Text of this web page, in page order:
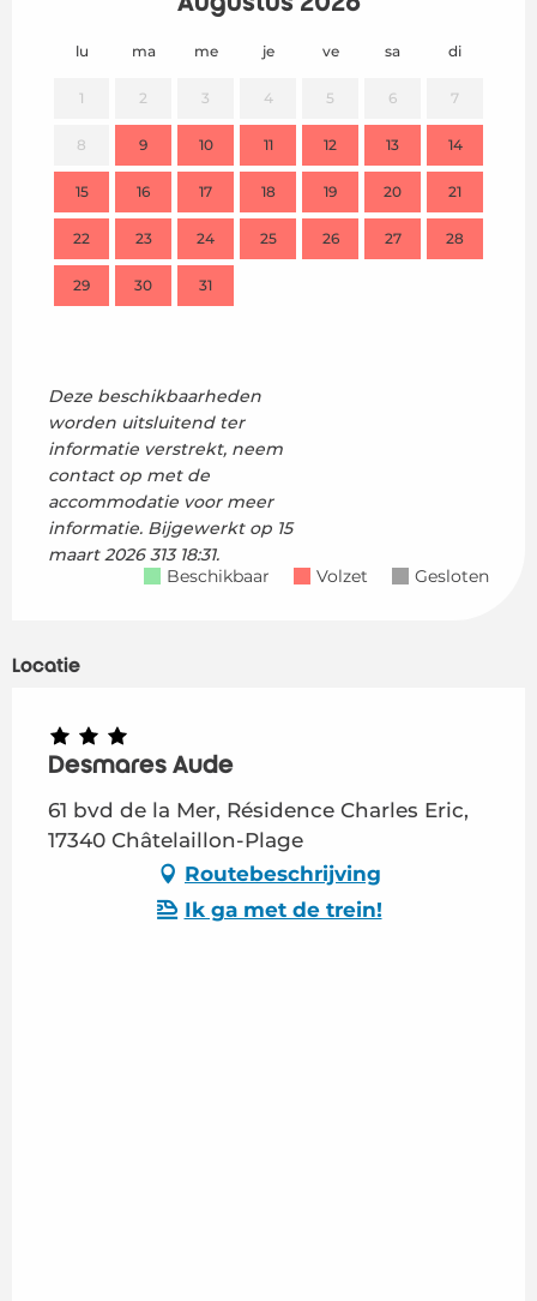
lu ma me je ve sa di
1 2 3 4 5 6 7
8 9 10 11 12 13 14
15 16 17 18 19 20 21
22 23 24 25 26 27 28
29 30 31
Deze beschikbaarheden
worden uitsluitend ter
informatie verstrekt, neem
contact op met de
accommodatie voor meer
informatie. Bijgewerkt op 15
maart 2026 313 18:31.
Beschikbaar
Volzet Gesloten
Locatie
Desmares Aude
61 bvd de la Mer, Résidence Charles Eric,
17340 Châtelaillon-Plage
Routebeschrijving
Ik ga met de trein!